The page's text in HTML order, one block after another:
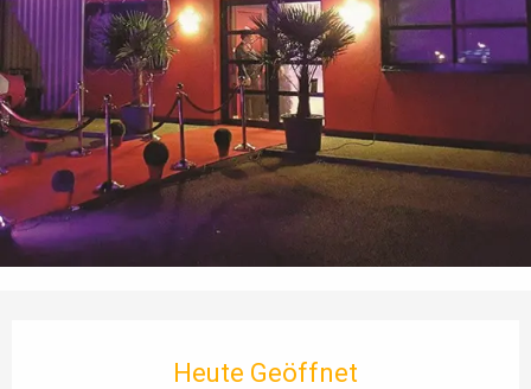
Heute Geöffnet